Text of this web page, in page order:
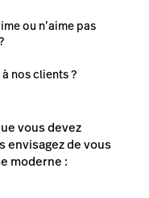
ou n’aime pas
nos clients ?
vous devez
envisagez de vous
moderne :